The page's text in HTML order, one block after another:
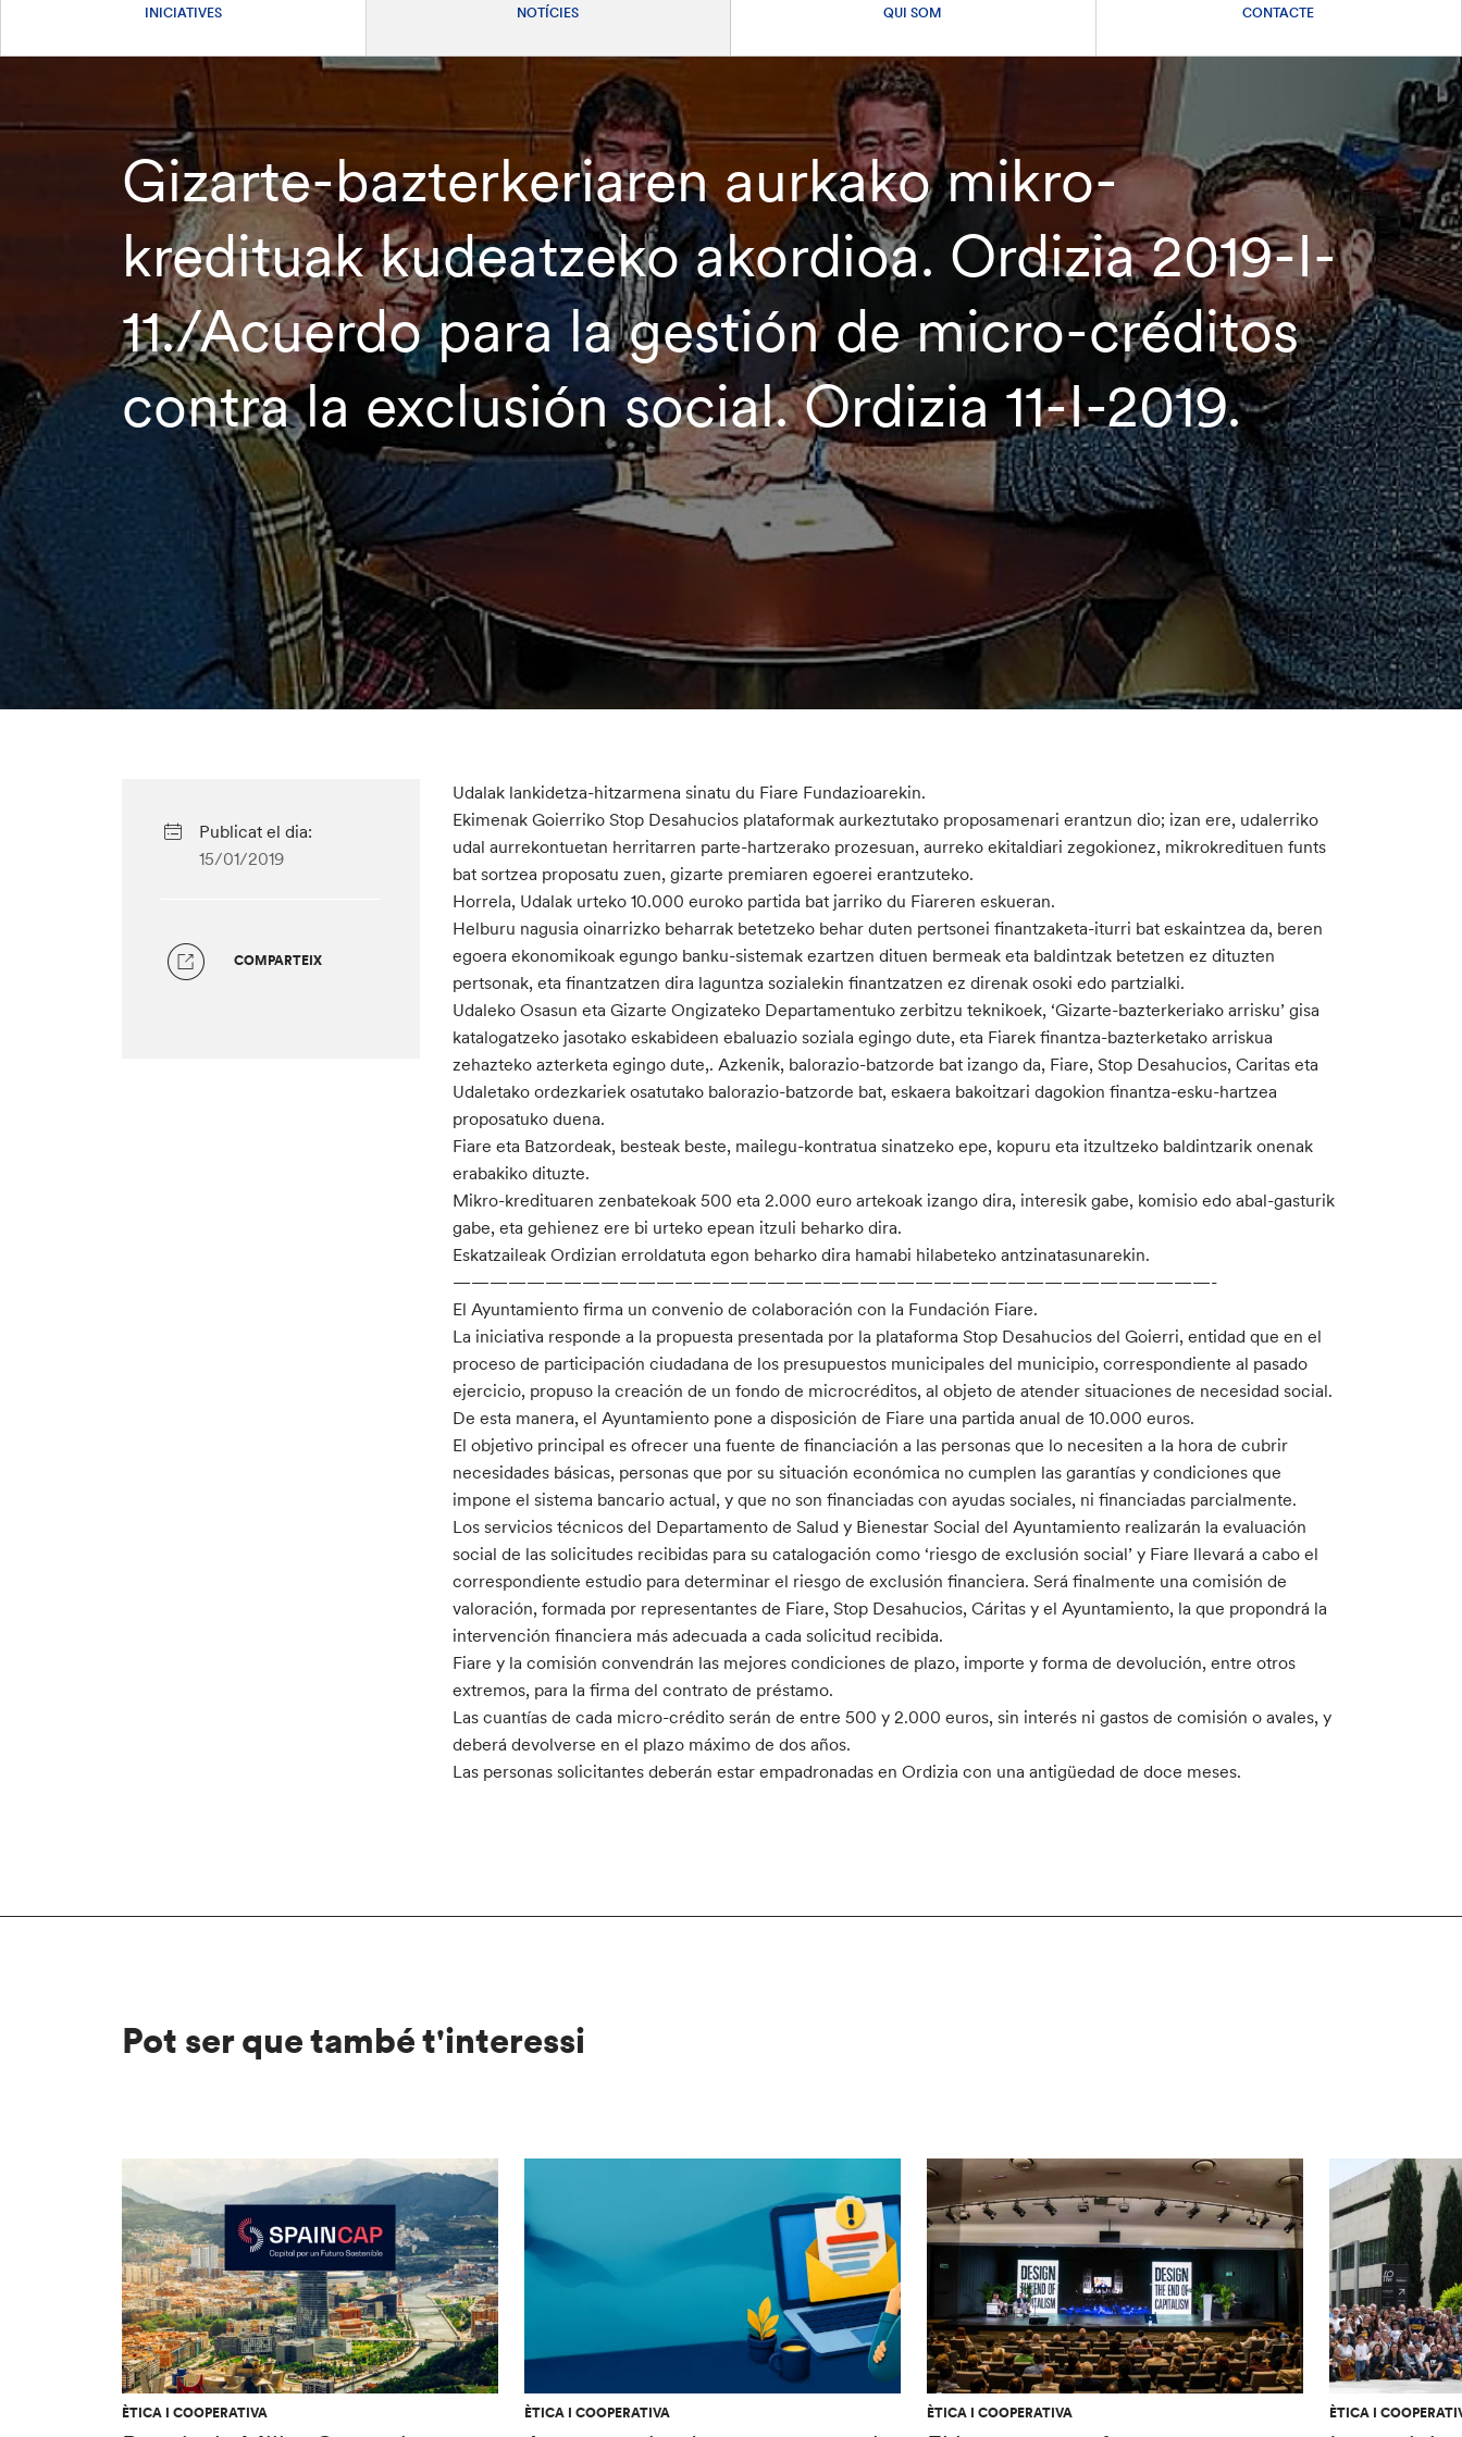
INICIATIVES NOTÍCIES QUI SOM CONTACTE
Gizarte-bazterkeriaren aurkako mikro-
kredituak kudeatzeko akordioa. Ordizia 2019-I-
11./Acuerdo para la gestión de micro-créditos
contra la exclusión social. Ordizia 11-I-2019.
Publicat el dia:
15/01/2019
COMPARTEIX
Udalak lankidetza-hitzarmena sinatu du Fiare Fundazioarekin.
Ekimenak Goierriko Stop Desahucios plataformak aurkeztutako proposamenari erantzun dio; izan ere, udalerriko
udal aurrekontuetan herritarren parte-hartzerako prozesuan, aurreko ekitaldiari zegokionez, mikrokredituen funts
bat sortzea proposatu zuen, gizarte premiaren egoerei erantzuteko.
Horrela, Udalak urteko 10.000 euroko partida bat jarriko du Fiareren eskueran.
Helburu nagusia oinarrizko beharrak betetzeko behar duten pertsonei finantzaketa-iturri bat eskaintzea da, beren
egoera ekonomikoak egungo banku-sistemak ezartzen dituen bermeak eta baldintzak betetzen ez dituzten
pertsonak, eta finantzatzen dira laguntza sozialekin finantzatzen ez direnak osoki edo partzialki.
Udaleko Osasun eta Gizarte Ongizateko Departamentuko zerbitzu teknikoek, ‘Gizarte-bazterkeriako arrisku’ gisa
katalogatzeko jasotako eskabideen ebaluazio soziala egingo dute, eta Fiarek finantza-bazterketako arriskua
zehazteko azterketa egingo dute,. Azkenik, balorazio-batzorde bat izango da, Fiare, Stop Desahucios, Caritas eta
Udaletako ordezkariek osatutako balorazio-batzorde bat, eskaera bakoitzari dagokion finantza-esku-hartzea
proposatuko duena.
Fiare eta Batzordeak, besteak beste, mailegu-kontratua sinatzeko epe, kopuru eta itzultzeko baldintzarik onenak
erabakiko dituzte.
Mikro-kredituaren zenbatekoak 500 eta 2.000 euro artekoak izango dira, interesik gabe, komisio edo abal-gasturik
gabe, eta gehienez ere bi urteko epean itzuli beharko dira.
Eskatzaileak Ordizian erroldatuta egon beharko dira hamabi hilabeteko antzinatasunarekin.
—————————————————————————————————————————-
El Ayuntamiento firma un convenio de colaboración con la Fundación Fiare.
La iniciativa responde a la propuesta presentada por la plataforma Stop Desahucios del Goierri, entidad que en el
proceso de participación ciudadana de los presupuestos municipales del municipio, correspondiente al pasado
ejercicio, propuso la creación de un fondo de microcréditos, al objeto de atender situaciones de necesidad social.
De esta manera, el Ayuntamiento pone a disposición de Fiare una partida anual de 10.000 euros.
El objetivo principal es ofrecer una fuente de financiación a las personas que lo necesiten a la hora de cubrir
necesidades básicas, personas que por su situación económica no cumplen las garantías y condiciones que
impone el sistema bancario actual, y que no son financiadas con ayudas sociales, ni financiadas parcialmente.
Los servicios técnicos del Departamento de Salud y Bienestar Social del Ayuntamiento realizarán la evaluación
social de las solicitudes recibidas para su catalogación como ‘riesgo de exclusión social’ y Fiare llevará a cabo el
correspondiente estudio para determinar el riesgo de exclusión financiera. Será finalmente una comisión de
valoración, formada por representantes de Fiare, Stop Desahucios, Cáritas y el Ayuntamiento, la que propondrá la
intervención financiera más adecuada a cada solicitud recibida.
Fiare y la comisión convendrán las mejores condiciones de plazo, importe y forma de devolución, entre otros
extremos, para la firma del contrato de préstamo.
Las cuantías de cada micro-crédito serán de entre 500 y 2.000 euros, sin interés ni gastos de comisión o avales, y
deberá devolverse en el plazo máximo de dos años.
Las personas solicitantes deberán estar empadronadas en Ordizia con una antigüedad de doce meses.
Pot ser que també t'interessi
ÈTICA I COOPERATIVA ÈTICA I COOPERATIVA ÈTICA I COOPERATIVA ÈTICA I